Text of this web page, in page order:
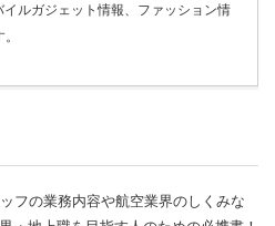
ルガジェット情報、ファッション情
フの業務内容や航空業界のしくみな